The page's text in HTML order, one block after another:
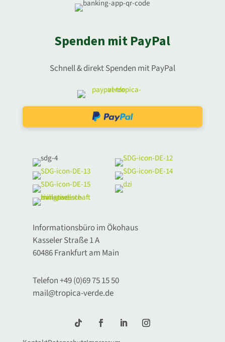
Spenden mit PayPal
Schnell & direkt Spenden mit PayPal
Informationsbüro im Ökohaus
Kasseler Straße 1 A
60486 Frankfurt am Main
Telefon +49 (0)69 75 15 50
mail@tropica-verde.de